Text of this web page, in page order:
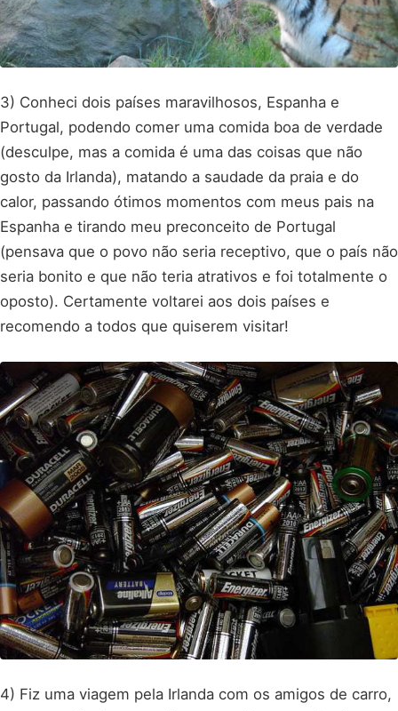
3) Conheci dois países maravilhosos, Espanha e
Portugal, podendo comer uma comida boa de verdade
(desculpe, mas a comida é uma das coisas que não
gosto da Irlanda), matando a saudade da praia e do
calor, passando ótimos momentos com meus pais na
Espanha e tirando meu preconceito de Portugal
(pensava que o povo não seria receptivo, que o país não
seria bonito e que não teria atrativos e foi totalmente o
oposto). Certamente voltarei aos dois países e
recomendo a todos que quiserem visitar!
4) Fiz uma viagem pela Irlanda com os amigos de carro,